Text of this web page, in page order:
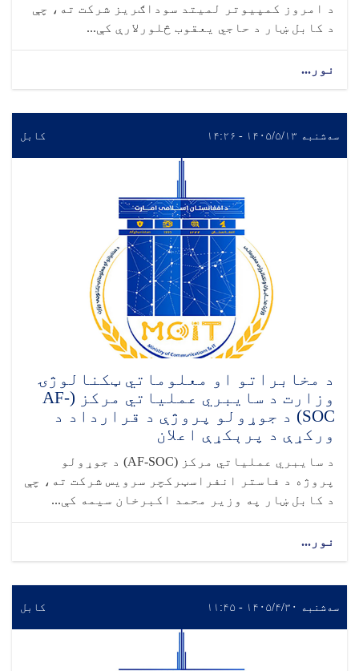
د امروز کمپیوتر لمیتد سوداګریز شرکت ته، چې
د کابل ښار د حاجي یعقوب څلورلارې کې...
نور...
سه‌شنبه ۱۴۰۵/۵/۱۳ - ۱۴:۲۶ کابل
د مخابراتو او معلوماتي ټکنالوژۍ
وزارت د سایبري عملیاتي مرکز (AF-
SOC) د جوړولو پروژې د قرارداد د
ورکړې د پرېکړې اعلان
د سایبري عملیاتي مرکز (AF-SOC) د جوړولو
پروژه د فاستر انفراسټرکچر سرویس شرکت ته، چې
د کابل ښار په وزیر محمد اکبرخان سیمه کې...
نور...
سه‌شنبه ۱۴۰۵/۴/۳۰ - ۱۱:۴۵ کابل